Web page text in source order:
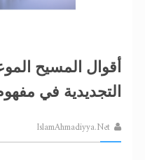
أقوال المسيح
التجديدية في
IslamAhmadiyya.Net